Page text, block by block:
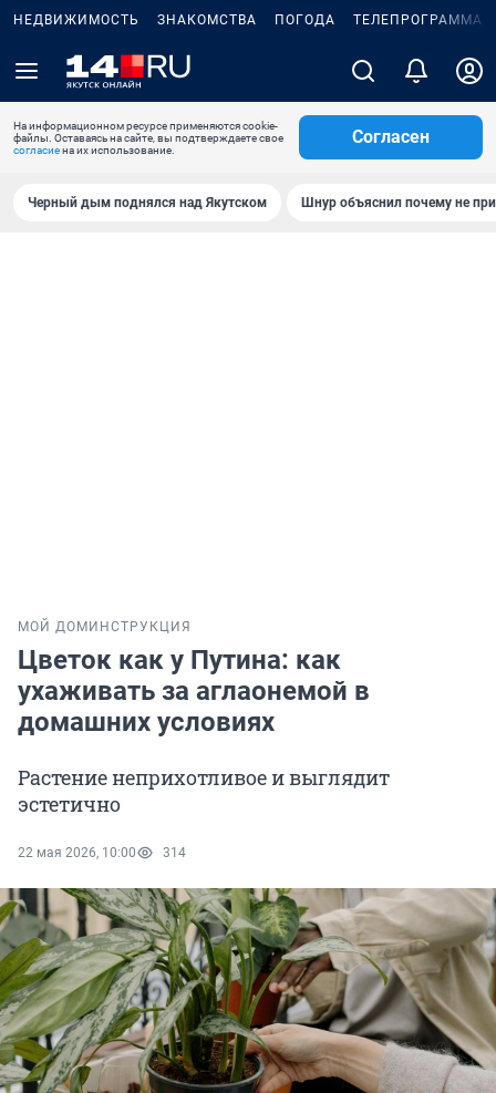
НЕДВИЖИМОСТЬ ЗНАКОМСТВА ПОГОДА ТЕЛЕПРОГРАММА
На информационном ресурсе применяются cookie-
файлы. Оставаясь на сайте, вы подтверждаете свое
согласиена их использование.
Согласен
Черный дым поднялся над Якутском Шнур объяснил почему не
МОЙ ДОМ ИНСТРУКЦИЯ
Цветок как у Путина: как
ухаживать за аглаонемой в
домашних условиях
Растение неприхотливое и выглядит
эстетично
22 мая 2026, 10:00 314